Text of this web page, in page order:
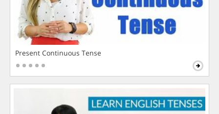
Present Continuous Tense